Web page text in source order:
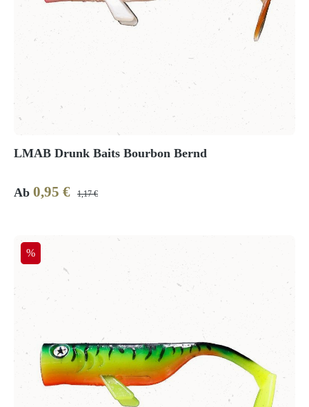
LMAB Drunk Baits Bourbon Bernd
Verkaufspreis:
Ab 0,95 € Regulärer Preis:
1,17 €
Rabatt
%